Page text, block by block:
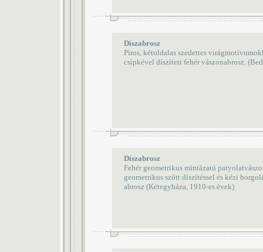
Díszabrosz
Piros, kétoldalas szedettes
csipkével díszített fehér vászonabrosz.
Díszabrosz
Fehér geometrikus mintázatú
geometrikus szőtt díszítéssel és kézi
abrosz (Kétegyháza, 1910-es évek)